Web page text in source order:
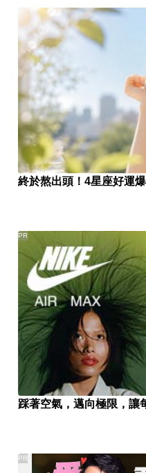
終於熬出頭！4星座好運
踩著空氣，邁向極限，讓
PR
PR